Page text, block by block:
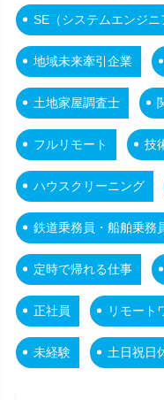
SE（システムエンジニ
地域未来牽引企業
土地家屋調査士
フルリモート 技
ハウスクリーニング
鉄道乗務員・船舶乗務
定時で帰れる仕事
正社員 リモート
未経験 土日祝日